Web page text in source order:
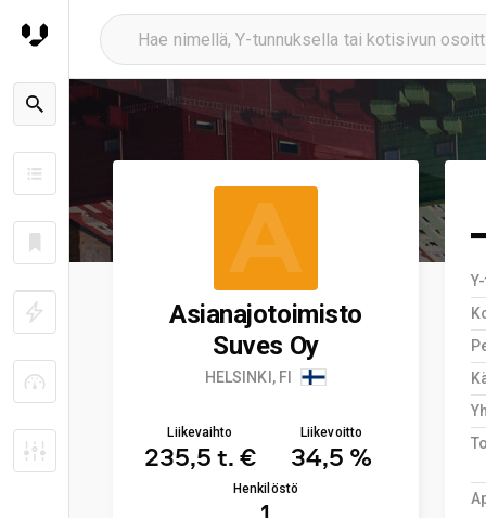
A
Asianajotoimisto
Suves Oy
HELSINKI, FI
Liikevaihto
235,5 t. €
Liikevoitto
34,5 %
Henkilöstö